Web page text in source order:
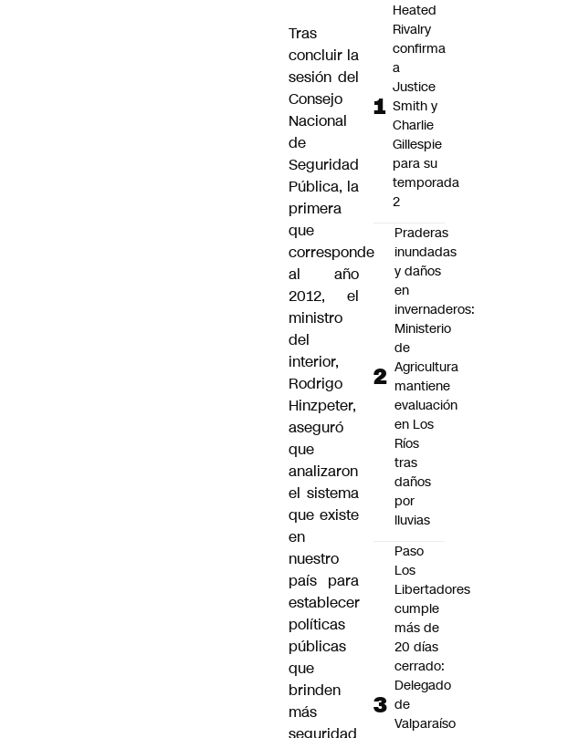
Tras
concluir la
sesión del
Consejo
Nacional
de
Seguridad
Pública, la
primera
que
corresponde
al año
2012, el
ministro
del
interior,
Rodrigo
Hinzpeter,
aseguró
que
analizaron
el sistema
que existe
en
nuestro
país para
establecer
políticas
públicas
que
brinden
más
seguridad
Heated
Rivalry
confirma
a
Justice
Smith y
Charlie
Gillespie
para su
temporada
2
Praderas
inundadas
y daños
en
invernaderos:
Ministerio
de
Agricultura
mantiene
evaluación
en Los
Ríos
tras
daños
por
lluvias
Paso
Los
Libertadores
cumple
más de
20 días
cerrado:
Delegado
de
Valparaíso